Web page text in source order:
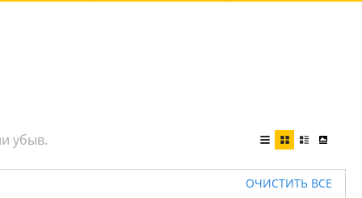
ОЧИСТИТЬ ВСЕ